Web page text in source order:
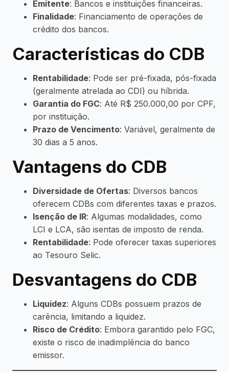
Emitente: Bancos e instituições financeiras.
Finalidade: Financiamento de operações de
crédito dos bancos.
Características do CDB
Rentabilidade: Pode ser pré-fixada, pós-fixada
(geralmente atrelada ao CDI) ou híbrida.
Garantia do FGC: Até R$ 250.000,00 por CPF,
por instituição.
Prazo de Vencimento: Variável, geralmente de
30 dias a 5 anos.
Vantagens do CDB
Diversidade de Ofertas: Diversos bancos
oferecem CDBs com diferentes taxas e prazos.
Isenção de IR: Algumas modalidades, como
LCI e LCA, são isentas de imposto de renda.
Rentabilidade: Pode oferecer taxas superiores
ao Tesouro Selic.
Desvantagens do CDB
Liquidez: Alguns CDBs possuem prazos de
carência, limitando a liquidez.
Risco de Crédito: Embora garantido pelo FGC,
existe o risco de inadimplência do banco
emissor.